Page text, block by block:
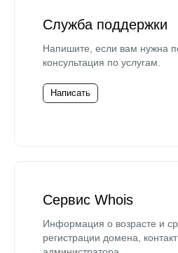
Служба поддержки
Напишите, если вам нужна
консультация по услугам.
Написать
Сервис Whois
Информация о возрасте и
регистрации домена,